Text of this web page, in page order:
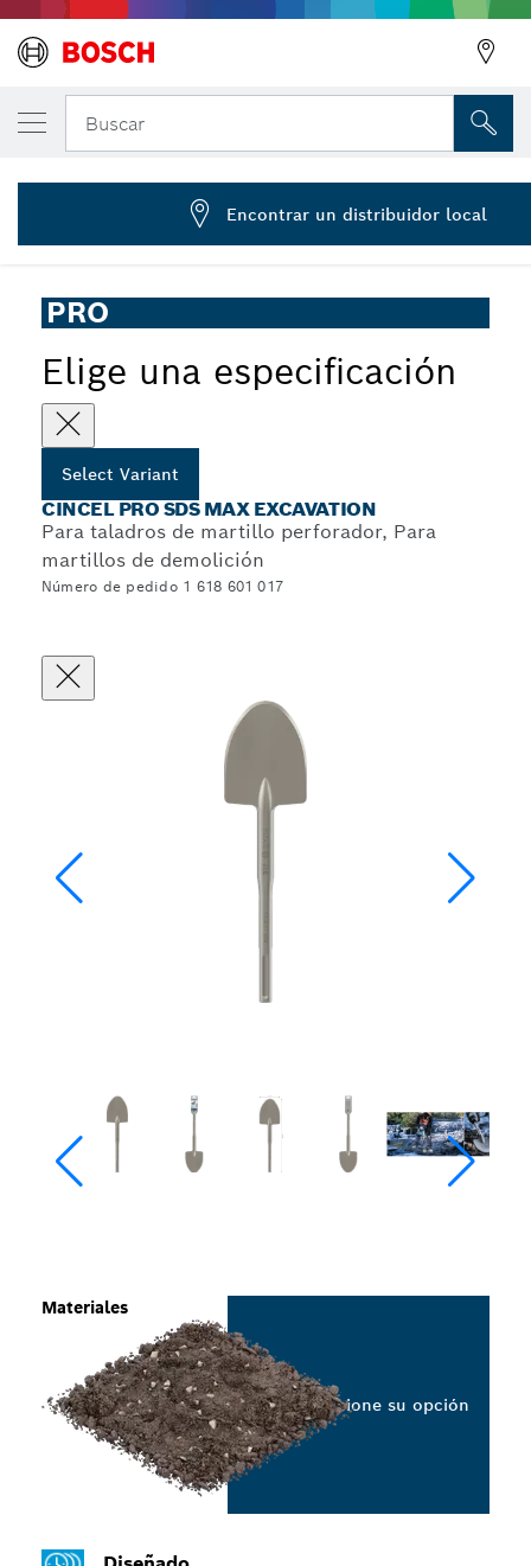
Buscar
... Cincel PRO SDS max Excavation
PRO
Elige una especificación
Select Variant
CINCEL PRO SDS MAX EXCAVATION
Para taladros de martillo perforador, Para
martillos de demolición
Número de pedido 1 618 601 017
Materiales
Seleccione su opción
Cincel PRO SDS max Excavation, 110 x
1 618 601 017
Encontrar un distribuidor local